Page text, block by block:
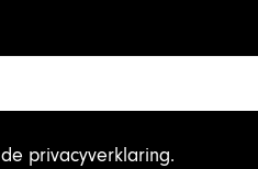
de privacyverklaring.